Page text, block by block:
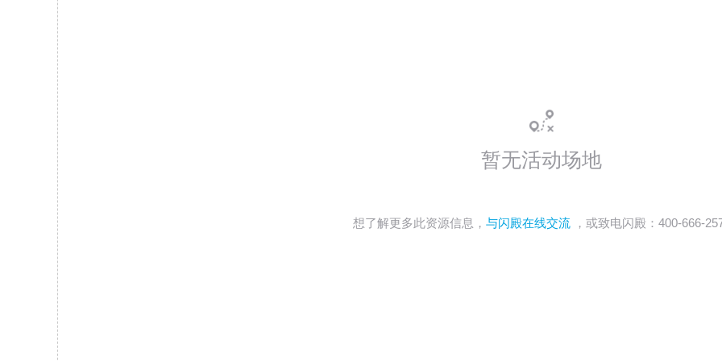
暂无活动场地
想了解更多此资源信息， 与闪殿在线交流，或致电闪殿：400-666-